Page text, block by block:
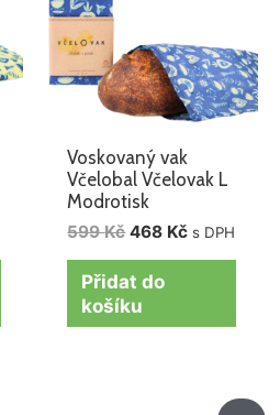
Voskovaný vak
Včelobal Včelovak L
Modrotisk
599Kč 468 Kč s DPH
Přidat do
košíku